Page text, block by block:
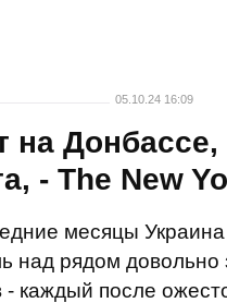
05.10.24 16:09
на
- The New
месяцы
над рядом довольно
- каждый после